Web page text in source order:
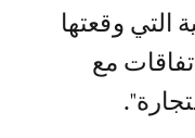
التي وقعتها
مع